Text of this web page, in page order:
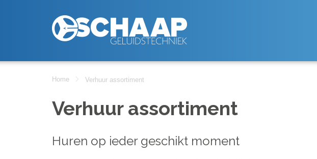
Home Verhuur assortiment
Verhuur assortiment
Huren op ieder geschikt moment